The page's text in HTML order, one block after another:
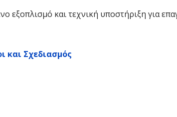
και τεχνική υποστήριξη για
και Σχεδιασμός